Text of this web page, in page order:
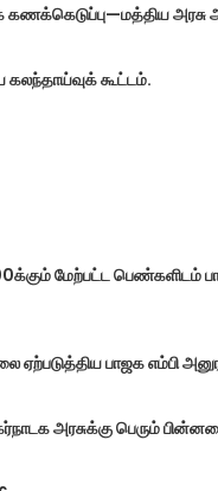
அரசு
கலந்தாய்வுக் கூட்டம்.
மேற்பட்ட பெண்களிடம்
ஏற்படுத்திய பாஜக எம்பி
அரசுக்கு பெரும்